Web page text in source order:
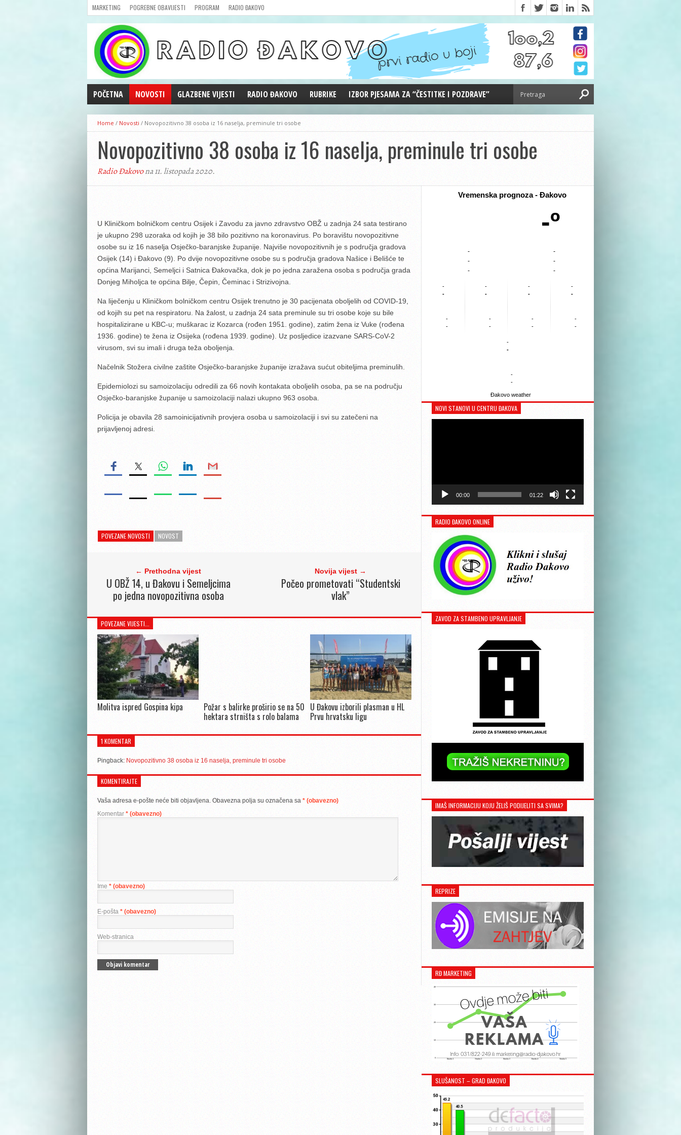
MARKETING POGREBNE OBAVIJESTI PROGRAM RADIO ĐAKOVO
POČETNA NOVOSTI
AKTUALNOSTI
CRNA KRONIKA
POLITIKA
ZANIMLJIVOSTI
GOSPODARSTVO
KULTURA
GLAZBENE VIJESTI RADIO ĐAKOVO
MARKETING
RUBRIKE
REPRIZE EMISIJA
DOBRE VIBRACIJE
ĐAKOVO GRADE
WEB ANKETA
IZBOR PJESAMA ZA “ČESTITKE I POZDRAVE”
Home / Novosti / Novopozitivno 38 osoba iz 16 naselja, preminule tri osobe
Novopozitivno 38 osoba iz 16 naselja, preminule tri osobe
Radio Đakovona 11. listopada 2020.
U Kliničkom bolničkom centru Osijek i Zavodu za javno zdravstvo OBŽ u zadnja 24 sata testirano
je ukupno 298 uzoraka od kojih je 38 bilo pozitivno na koronavirus. Po boravištu novopozitivne
osobe su iz 16 naselja Osječko-baranjske županije. Najviše novopozitivnih je s područja gradova
Osijek (14) i Đakovo (9). Po dvije novopozitivne osobe su s područja gradova Našice i Belišće te
općina Marijanci, Semeljci i Satnica Đakovačka, dok je po jedna zaražena osoba s područja grada
Donjeg Miholjca te općina Bilje, Čepin, Čeminac i Strizivojna.
Na liječenju u Kliničkom bolničkom centru Osijek trenutno je 30 pacijenata oboljelih od COVID-19,
od kojih su pet na respiratoru. Na žalost, u zadnja 24 sata preminule su tri osobe koje su bile
hospitalizirane u KBC-u; muškarac iz Kozarca (rođen 1951. godine), zatim žena iz Vuke (rođena
1936. godine) te žena iz Osijeka (rođena 1939. godine). Uz posljedice izazvane SARS-CoV-2
virusom, svi su imali i druga teža oboljenja.
Načelnik Stožera civilne zaštite Osječko-baranjske županije izražava sućut obiteljima preminulih.
Epidemiolozi su samoizolaciju odredili za 66 novih kontakata oboljelih osoba, pa se na području
Osječko-baranjske županije u samoizolaciji nalazi ukupno 963 osoba.
Policija je obavila 28 samoinicijativnih provjera osoba u samoizolaciji i svi su zatečeni na
prijavljenoj adresi.
POVEZANE NOVOSTI NOVOST
← Prethodna vijest
U OBŽ 14, u Đakovu i Semeljcima
po jedna novopozitivna osoba
Novija vijest →
Počeo prometovati “Studentski
vlak”
POVEZANE VIJESTI...
Molitva ispred Gospina kipa Požar s balirke proširio se na 50
hektara strništa s rolo balama
U Đakovu izborili plasman u HL
Prvu hrvatsku ligu
1 KOMENTAR
Pingback: Novopozitivno 38 osoba iz 16 naselja, preminule tri osobe
KOMENTIRAJTE
Vaša adresa e-pošte neće biti objavljena. Obavezna polja su označena sa * (obavezno)
Komentar * (obavezno)
Ime * (obavezno)
E-pošta * (obavezno)
Web-stranica
Vremenska prognoza - Đakovo
-º
-
-
-
-
-
-
-
-
-
-
-
-
-
-
-
-
-
-
-
-
-
-
-
-
-
-
Đakovo weather
NOVI STANOVI U CENTRU ĐAKOVA
00:00 01:22
RADIO ĐAKOVO ONLINE
ZAVOD ZA STAMBENO UPRAVLJANJE
IMAŠ INFORMACIJU KOJU ŽELIŠ PODIJELITI SA SVIMA?
REPRIZE
RĐ MARKETING
SLUŠANOST – GRAD ĐAKOVO